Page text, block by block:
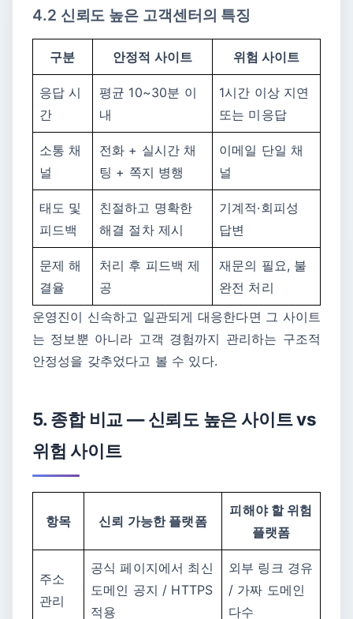
4.2 신뢰도 높은 고객센터의 특징
구분 안정적 사이트 위험 사이트
응답 시
간
평균 10~30분 이
내
1시간 이상 지연
또는 미응답
소통 채
널
전화 + 실시간 채
팅 + 쪽지 병행
이메일 단일 채
널
태도 및
피드백
친절하고 명확한
해결 절차 제시
기계적·회피성
답변
문제 해
결율
처리 후 피드백 제
공
재문의 필요, 불
완전 처리
운영진이 신속하고 일관되게 대응한다면 그 사이트
는 정보뿐 아니라 고객 경험까지 관리하는 구조적
안정성을 갖추었다고 볼 수 있다.
5. 종합 비교 ― 신뢰도 높은 사이트 vs
위험 사이트
항목 신뢰 가능한 플랫폼
피해야 할 위험
플랫폼
주소
관리
공식 페이지에서 최신
도메인 공지 / HTTPS
적용
외부 링크 경유
/ 가짜 도메인
다수